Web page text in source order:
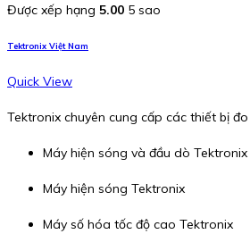
Được xếp hạng 5.00 5 sao
Tektronix Việt Nam
Quick View
Tektronix chuyên cung cấp các thiết bị
Máy hiện sóng và đầu dò Tektronix
Máy hiện sóng Tektronix
Máy số hóa tốc độ cao Tektronix